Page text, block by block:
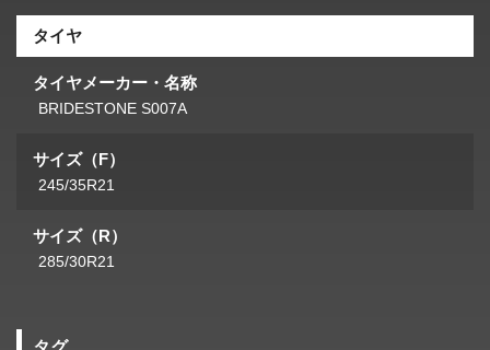
タイヤ
タイヤメーカー・名称
BRIDESTONE S007A
サイズ（F）
245/35R21
サイズ（R）
285/30R21